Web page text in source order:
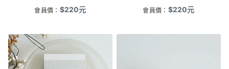
會員價： $220元 會員價： $220元